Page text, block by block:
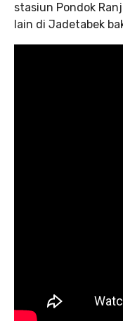
stasiun Pondok
lain di Jadetabek